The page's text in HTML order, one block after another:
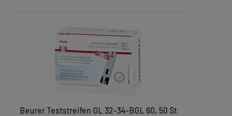
Beurer Teststreifen GL 32-34-BGL 60, 50 St